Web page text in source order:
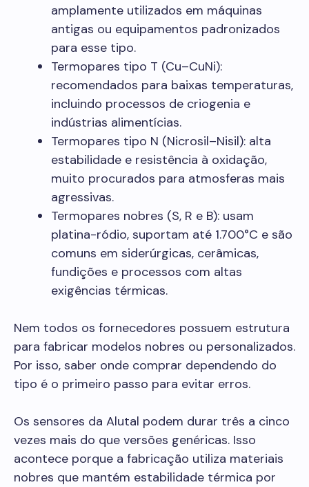
amplamente utilizados em máquinas
antigas ou equipamentos padronizados
para esse tipo.
Termopares tipo T (Cu–CuNi):
recomendados para baixas temperaturas,
incluindo processos de criogenia e
indústrias alimentícias.
Termopares tipo N (Nicrosil–Nisil): alta
estabilidade e resistência à oxidação,
muito procurados para atmosferas mais
agressivas.
Termopares nobres (S, R e B): usam
platina-ródio, suportam até 1.700°C e são
comuns em siderúrgicas, cerâmicas,
fundições e processos com altas
exigências térmicas.
Nem todos os fornecedores possuem estrutura
para fabricar modelos nobres ou personalizados.
Por isso, saber onde comprar dependendo do
tipo é o primeiro passo para evitar erros.
Os sensores da Alutal podem durar três a cinco
vezes mais do que versões genéricas. Isso
acontece porque a fabricação utiliza materiais
nobres que mantém estabilidade térmica por